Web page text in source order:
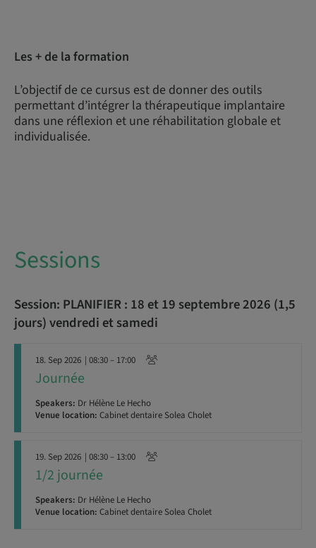
Les + de la formation
L’objectif de ce cursus est de donner des outils
permettant d’intégrer la thérapeutique implantaire
dans une réflexion et une réhabilitation globale et
individualisée.
Sessions
Session: PLANIFIER : 18 et 19 septembre 2026 (1,5
jours) vendredi et samedi
18. Sep 2026 | 08:30 – 17:00
Journée
Speakers: Dr Hélène Le Hecho
Venue location: Cabinet dentaire Solea Cholet
19. Sep 2026 | 08:30 – 13:00
1/2 journée
Speakers: Dr Hélène Le Hecho
Venue location: Cabinet dentaire Solea Cholet